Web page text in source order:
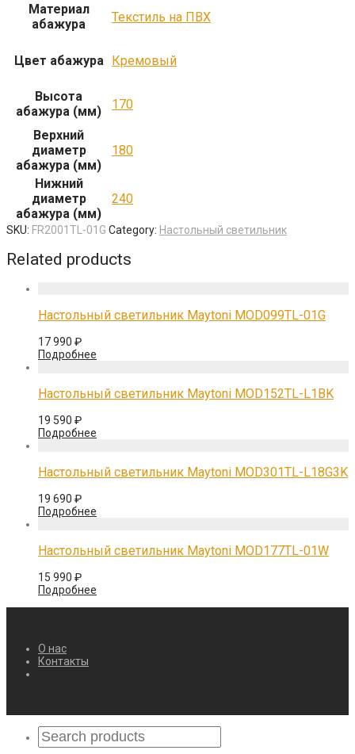
Материал
абажура
Текстиль на ПВХ
Цвет абажура Кремовый
Высота
абажура (мм)
170
Верхний
диаметр
абажура (мм)
180
Нижний
диаметр
абажура (мм)
240
SKU: FR2001TL-01G Category: Настольный светильник
Related products
Настольный светильник Maytoni MOD099TL-01G
17 990 ₽
Подробнее
Настольный светильник Maytoni MOD152TL-L1BK
19 590 ₽
Подробнее
Настольный светильник Maytoni MOD301TL-L18G3K
19 690 ₽
Подробнее
Настольный светильник Maytoni MOD177TL-01W
15 990 ₽
Подробнее
О нас
Контакты